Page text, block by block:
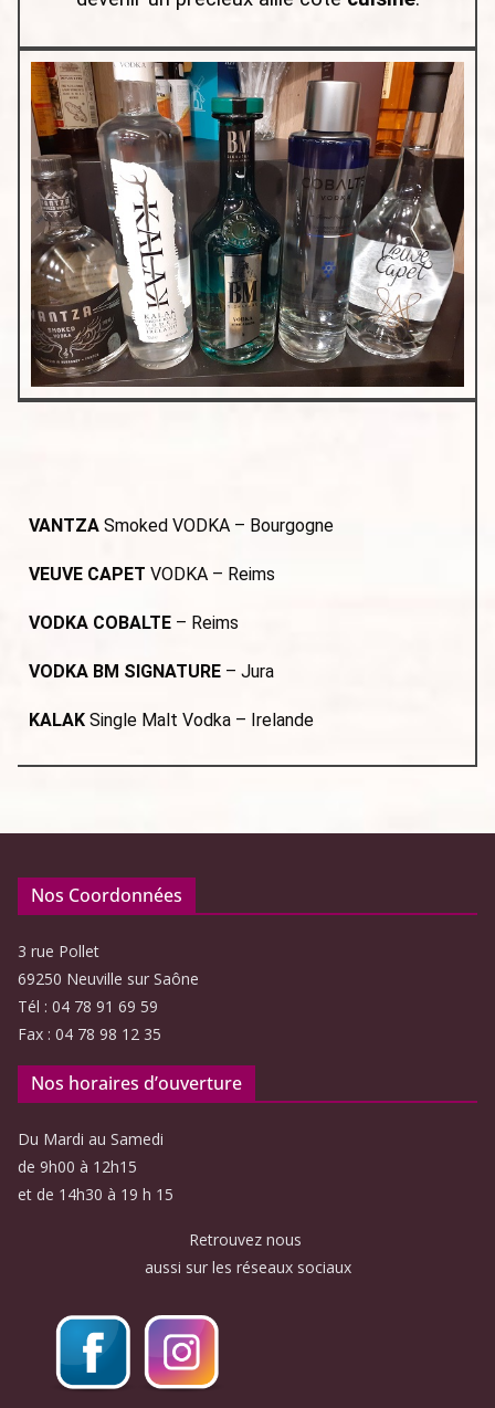
VANTZA Smoked VODKA – Bourgogne
VEUVE CAPET VODKA – Reims
VODKA COBALTE – Reims
VODKA BM SIGNATURE – Jura
KALAK Single Malt Vodka – Irelande
Nos Coordonnées
3 rue Pollet
69250 Neuville sur Saône
Tél : 04 78 91 69 59
Fax : 04 78 98 12 35
Nos horaires d’ouverture
Du Mardi au Samedi
de 9h00 à 12h15
et de 14h30 à 19 h 15
Retrouvez nous
aussi sur les réseaux sociaux